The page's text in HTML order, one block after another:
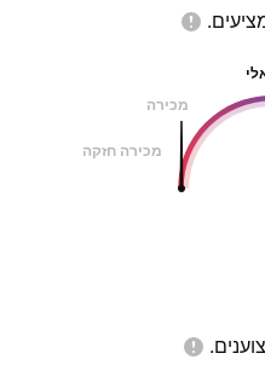
מכירה
מכירה חזקה